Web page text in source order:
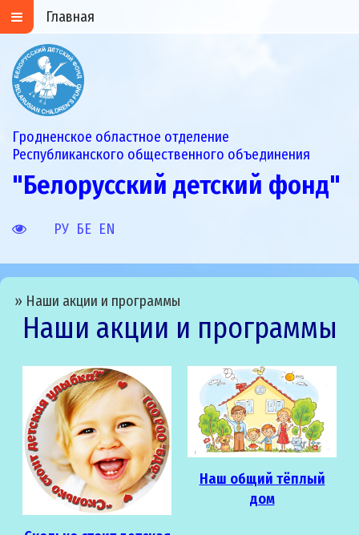
Гродненское областное отделение
Республиканского общественного объединения
"Белорусский детский фонд"
РУ БЕ EN
Главная
» Наши акции и программы
Наши акции и программы
Наш общий тёплый
дом